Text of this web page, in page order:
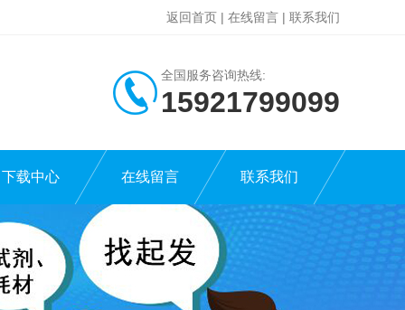
返回首页 | 在线留言 | 联系我们
全国服务咨询热线:
15921799099
下载中心 在线留言 联系我们